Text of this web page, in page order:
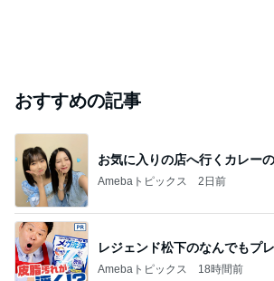
おすすめの記事
お気に入りの店へ行くカレー
Amebaトピックス 2日前
レジェンド松下のなんでもプ
Amebaトピックス 18時間前